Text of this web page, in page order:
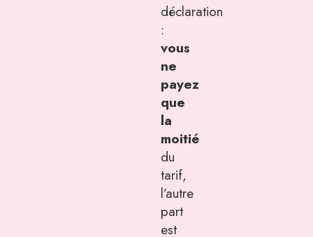
déclaration
:
vous
ne
payez
que
la
moitié
du
tarif,
l’autre
part
est